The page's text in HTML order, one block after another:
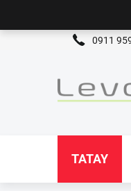
0911
TATAY